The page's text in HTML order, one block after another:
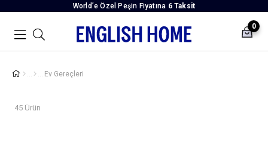
World’e Özel Peşin Fiyatına 6 Taksit
0
Ev Gereçleri
45 Ürün